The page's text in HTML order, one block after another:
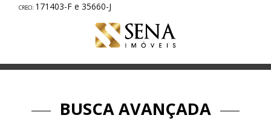
171403-F e 35660-J
BUSCA AVANÇADA